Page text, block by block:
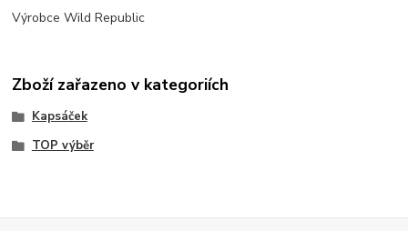
Výrobce Wild Republic
Zboží zařazeno v kategoriích
Kapsáček
TOP výběr